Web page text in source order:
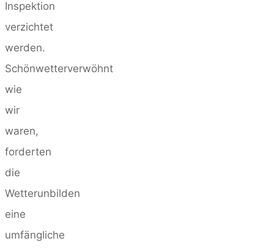
Inspektion
verzichtet
werden.
Schönwetterverwöhnt
wie
wir
waren,
forderten
die
Wetterunbilden
eine
umfängliche